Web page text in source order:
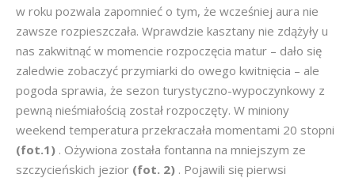
w roku pozwala zapomnieć o tym, że wcześniej aura nie
zawsze rozpieszczała. Wprawdzie kasztany nie zdążyły u
nas zakwitnąć w momencie rozpoczęcia matur – dało się
zaledwie zobaczyć przymiarki do owego kwitnięcia – ale
pogoda sprawia, że sezon turystyczno-wypoczynkowy z
pewną nieśmiałością został rozpoczęty. W miniony
weekend temperatura przekraczała momentami 20 stopni
(fot.1) . Ożywiona została fontanna na mniejszym ze
szczycieńskich jezior (fot. 2) . Pojawili się pierwsi